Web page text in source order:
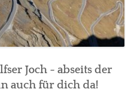
Joch - abseits der
auch für dich da!